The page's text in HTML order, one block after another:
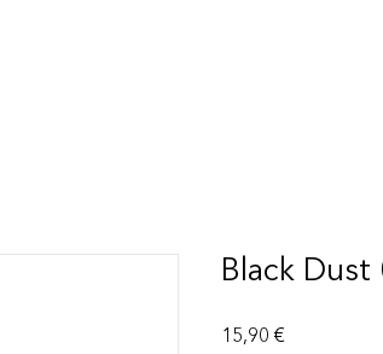
Black Dust
15,90 €